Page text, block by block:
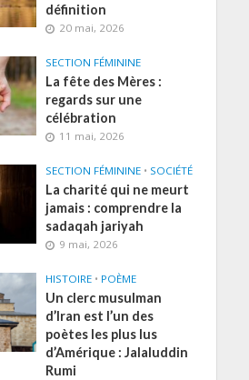
définition
20 mai, 2026
SECTION FÉMININE
La fête des Mères :
regards sur une
célébration
11 mai, 2026
SECTION FÉMININE • SOCIÉTÉ
La charité qui ne meurt
jamais : comprendre la
sadaqah jariyah
9 mai, 2026
HISTOIRE • POÈME
Un clerc musulman
d’Iran est l’un des
poètes les plus lus
d’Amérique : Jalaluddin
Rumi